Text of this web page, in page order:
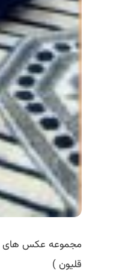
مجموعه عکس های
قلیون )